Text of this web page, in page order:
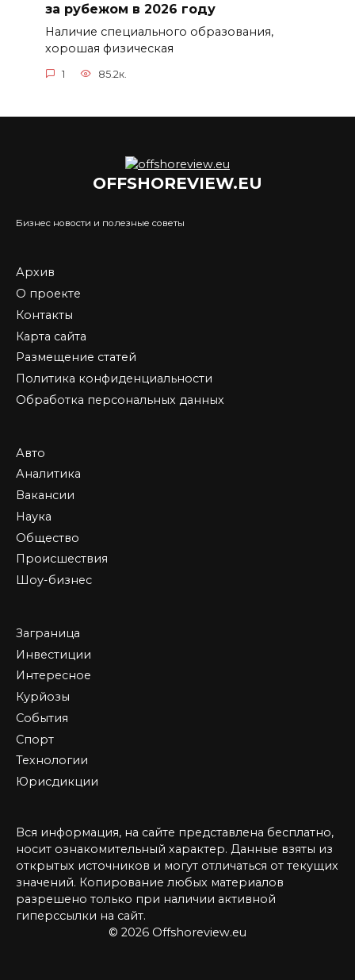
за рубежом в 2026 году
Наличие специального образования,
хорошая физическая
1 85.2к.
OFFSHOREVIEW.EU
Бизнес новости и полезные советы
Архив
О проекте
Контакты
Карта сайта
Размещение статей
Политика конфиденциальности
Обработка персональных данных
Авто
Аналитика
Вакансии
Наука
Общество
Происшествия
Шоу-бизнес
Заграница
Инвестиции
Интересное
Курйозы
События
Спорт
Технологии
Юрисдикции
Вся информация, на сайте представлена бесплатно,
носит ознакомительный характер. Данные взяты из
открытых источников и могут отличаться от текущих
значений. Копирование любых материалов
разрешено только при наличии активной
гиперссылки на сайт.
© 2026 Offshoreview.eu